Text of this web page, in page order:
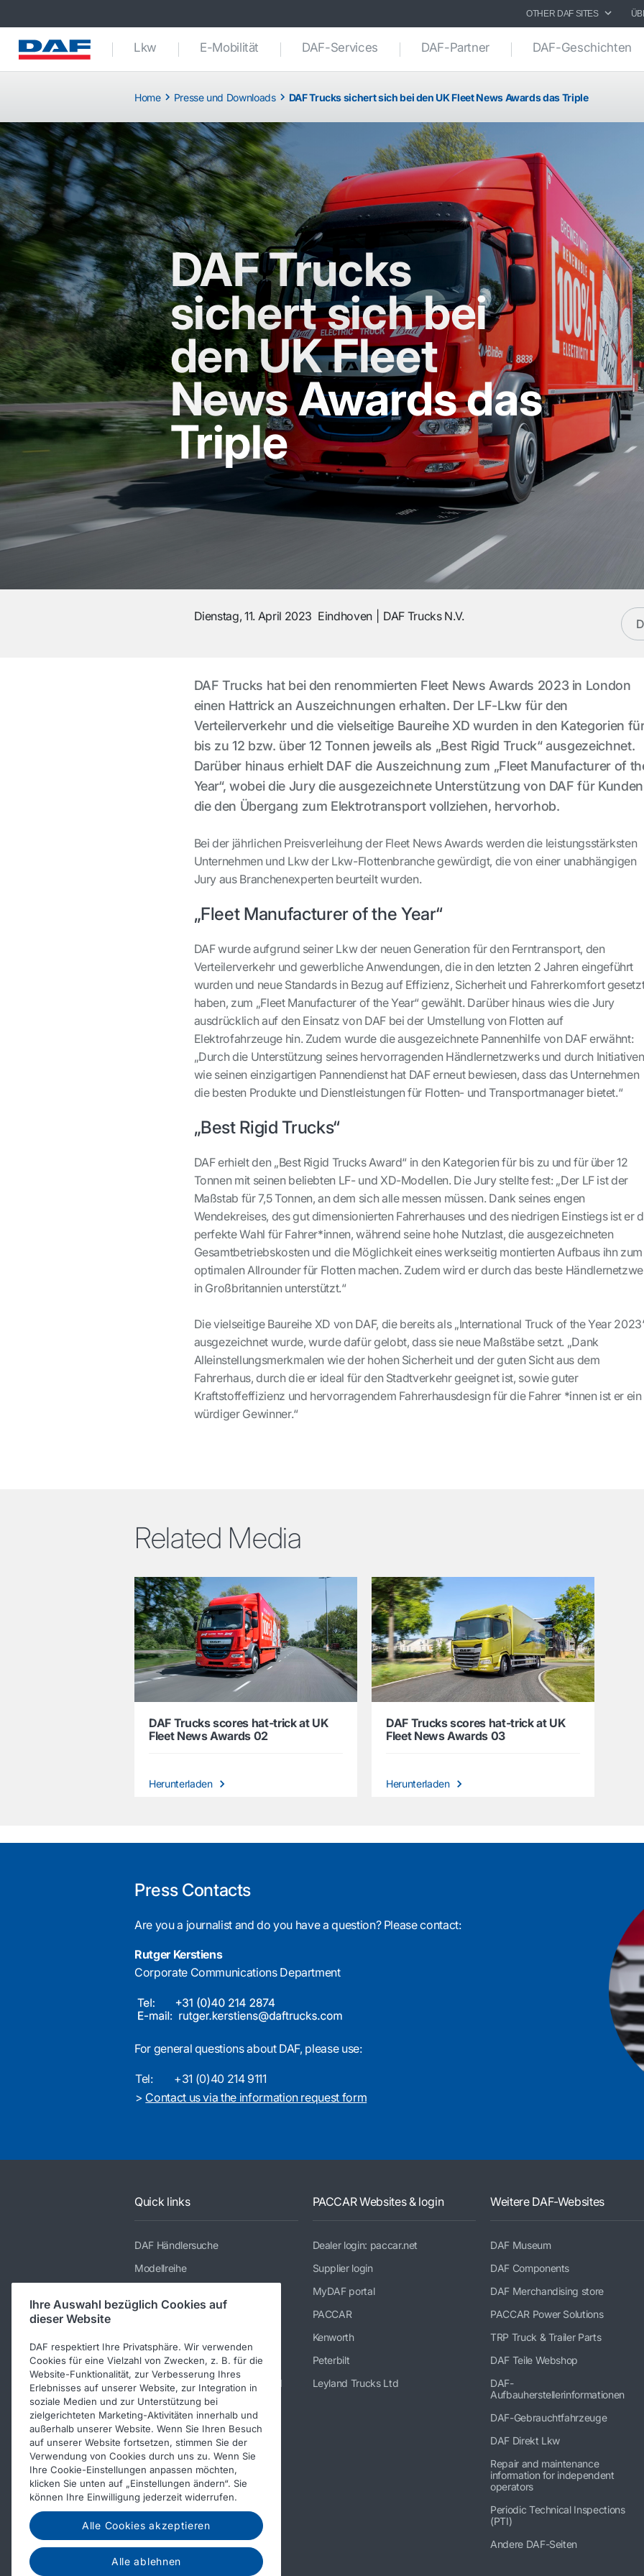
OTHER DAF SITES
Lkw E-Mobilität DAF-Services DAF-Partner DAF-Geschichten
Home Presse und Downloads DAF Trucks sichert sich bei den UK Fleet News Awards das Triple
DAF Trucks
sichert sich bei
den UK Fleet
News Awards das
Triple
Dienstag, 11. April 2023 Eindhoven DAF Trucks N.V.
DAF Trucks hat bei den renommierten Fleet News Awards 2023 in London
einen Hattrick an Auszeichnungen erhalten. Der LF-Lkw für den
Verteilerverkehr und die vielseitige Baureihe XD wurden in den Kategorien
bis zu 12 bzw. über 12 Tonnen jeweils als „Best Rigid Truck“ ausgezeichnet.
Darüber hinaus erhielt DAF die Auszeichnung zum „Fleet Manufacturer of
Year“, wobei die Jury die ausgezeichnete Unterstützung von DAF für
die den Übergang zum Elektrotransport vollziehen, hervorhob.
Bei der jährlichen Preisverleihung der Fleet News Awards werden die leistungsstärksten
Unternehmen und Lkw der Lkw-Flottenbranche gewürdigt, die von einer unabhängigen
Jury aus Branchenexperten beurteilt wurden.
„Fleet Manufacturer of the Year“
DAF wurde aufgrund seiner Lkw der neuen Generation für den Ferntransport, den
Verteilerverkehr und gewerbliche Anwendungen, die in den letzten 2 Jahren eingeführt
wurden und neue Standards in Bezug auf Effizienz, Sicherheit und Fahrerkomfort
haben, zum „Fleet Manufacturer of the Year“ gewählt. Darüber hinaus wies die Jury
ausdrücklich auf den Einsatz von DAF bei der Umstellung von Flotten auf
Elektrofahrzeuge hin. Zudem wurde die ausgezeichnete Pannenhilfe von DAF erwähnt:
„Durch die Unterstützung seines hervorragenden Händlernetzwerks und durch Initiativen
wie seinen einzigartigen Pannendienst hat DAF erneut bewiesen, dass das Unternehmen
die besten Produkte und Dienstleistungen für Flotten- und Transportmanager bietet.“
„Best Rigid Trucks“
DAF erhielt den „Best Rigid Trucks Award“ in den Kategorien für bis zu und für über 12
Tonnen mit seinen beliebten LF- und XD-Modellen. Die Jury stellte fest: „Der LF ist der
Maßstab für 7,5 Tonnen, an dem sich alle messen müssen. Dank seines engen
Wendekreises, des gut dimensionierten Fahrerhauses und des niedrigen Einstiegs ist er
perfekte Wahl für Fahrer*innen, während seine hohe Nutzlast, die ausgezeichneten
Gesamtbetriebskosten und die Möglichkeit eines werkseitig montierten Aufbaus ihn zum
optimalen Allrounder für Flotten machen. Zudem wird er durch das beste
in Großbritannien unterstützt.“
Die vielseitige Baureihe XD von DAF, die bereits als „International Truck of the Year
ausgezeichnet wurde, wurde dafür gelobt, dass sie neue Maßstäbe setzt. „Dank
Alleinstellungsmerkmalen wie der hohen Sicherheit und der guten Sicht aus dem
Fahrerhaus, durch die er ideal für den Stadtverkehr geeignet ist, sowie guter
Kraftstoffeffizienz und hervorragendem Fahrerhausdesign für die Fahrer *innen ist er ein
würdiger Gewinner.“
Related Media
DAF Trucks scores hat-trick at UK
Fleet News Awards 02
Herunterladen
DAF Trucks scores hat-trick at UK
Fleet News Awards 03
Herunterladen
Press Contacts
Are you a journalist and do you have a question? Please contact:
Rutger Kerstiens
Corporate Communications Department
For general questions about DAF, please use:
Tel:
+31 (0)40 214 9111
> Contact us via the information request form
Quick links
DAF Händlersuche
Modellreihe
Presse und Downloads
Über DAF
Kontakt DAF Trucks Deutschland
Impressum
Verhaltenskodex
PACCAR Websites & login
Dealer login: paccar.net
Supplier login
MyDAF portal
PACCAR
Kenworth
Peterbilt
Leyland Trucks Ltd
Weitere DAF-Websites
DAF Museum
DAF Components
DAF Merchandising store
PACCAR Power Solutions
TRP Truck & Trailer Parts
DAF Teile Webshop
DAF-
Aufbauherstellerinformationen
DAF-Gebrauchtfahrzeuge
DAF Direkt Lkw
Repair and maintenance
information for independent
operators
Periodic Technical Inspections
(PTI)
Andere DAF-Seiten
Ihre Auswahl bezüglich Cookies auf
dieser Website
DAF respektiert Ihre Privatsphäre. Wir verwenden
Cookies für eine Vielzahl von Zwecken, z. B. für die
Website-Funktionalität, zur Verbesserung Ihres
Erlebnisses auf unserer Website, zur Integration in
soziale Medien und zur Unterstützung bei
zielgerichteten Marketing-Aktivitäten innerhalb und
außerhalb unserer Website. Wenn Sie Ihren Besuch
auf unserer Website fortsetzen, stimmen Sie der
Verwendung von Cookies durch uns zu. Wenn Sie
Ihre Cookie-Einstellungen anpassen möchten,
klicken Sie unten auf „Einstellungen ändern“. Sie
können Ihre Einwilligung jederzeit widerrufen.
Alle Cookies akzeptieren
Alle ablehnen